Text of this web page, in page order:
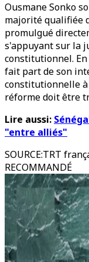
Ousmane Sonko
majorité qualifiée
promulgué
s'appuyant sur la
constitutionnel. En
fait part de son
constitutionnelle
réforme doit être
Lire aussi:
"entre alliés"
SOURCE:TRT
RECOMMANDÉ